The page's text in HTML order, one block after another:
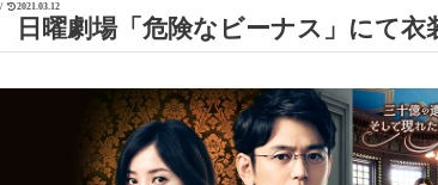
/ 2021.03.12
曜劇場「危険なビーナス」にて